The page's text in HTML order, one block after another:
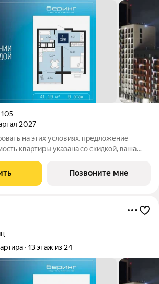
105
2027
на этих условиях, предложение
квартиры указана со скидкой, ваша
продаж, мы вам все подробно расскажем.
от
Позвоните мне
13 этаж из 24